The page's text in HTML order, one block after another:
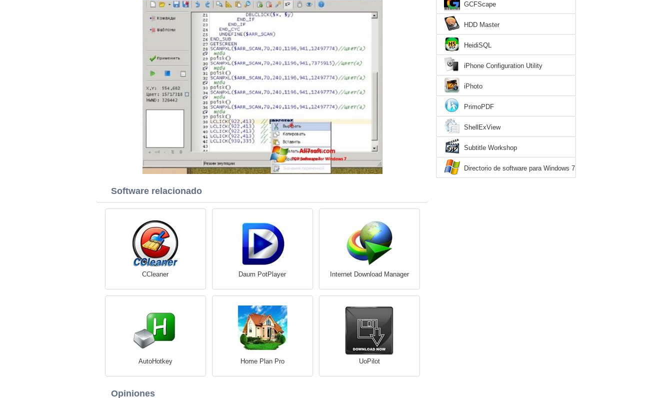
Software relacionado
CCleaner Daum PotPlayer Internet Download Manager
AutoHotkey Home Plan Pro UoPilot
Opiniones
GCFScape
HDD Master
HeidiSQL
iPhone Configuration Utility
iPhoto
PrimoPDF
ShellExView
Subtitle Workshop
Directorio de software para Windows 7